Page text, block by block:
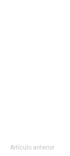
Artículo anterior